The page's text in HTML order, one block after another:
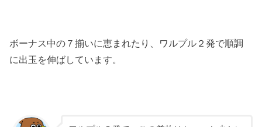
ボーナス中の７揃いに恵まれたり、ワルプル２発で順調
に出玉を伸ばしています。